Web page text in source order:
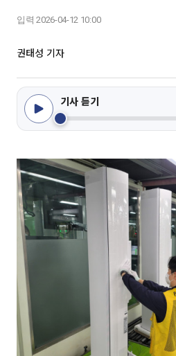
입력 2026-04-12 10:00
권태성 기자
기사 듣기